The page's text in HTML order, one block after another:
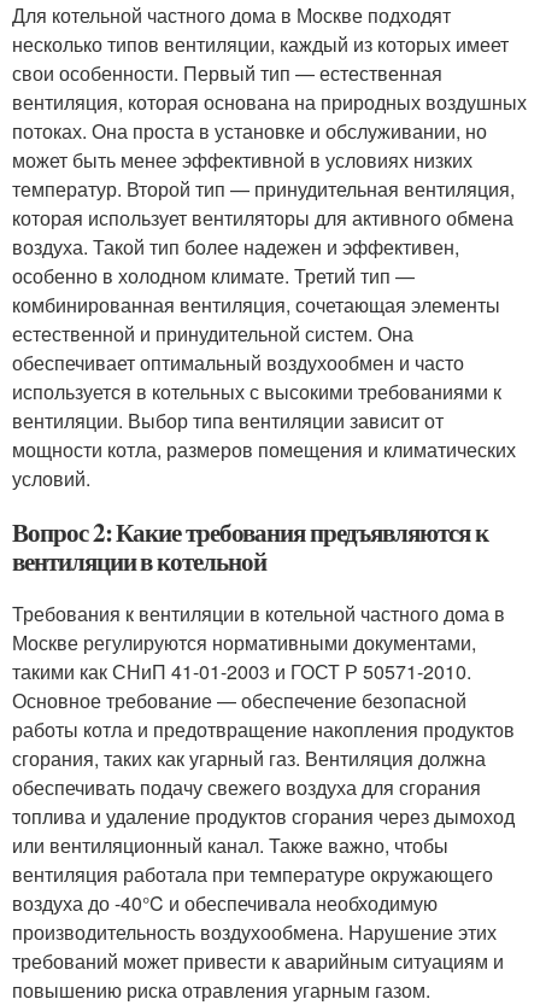
Для котельной частного дома в Москве подходят
несколько типов вентиляции, каждый из которых имеет
свои особенности. Первый тип — естественная
вентиляция, которая основана на природных воздушных
потоках. Она проста в установке и обслуживании, но
может быть менее эффективной в условиях низких
температур. Второй тип — принудительная вентиляция,
которая использует вентиляторы для активного обмена
воздуха. Такой тип более надежен и эффективен,
особенно в холодном климате. Третий тип —
комбинированная вентиляция, сочетающая элементы
естественной и принудительной систем. Она
обеспечивает оптимальный воздухообмен и часто
используется в котельных с высокими требованиями к
вентиляции. Выбор типа вентиляции зависит от
мощности котла, размеров помещения и климатических
условий.
Вопрос 2: Какие требования предъявляются к
вентиляции в котельной
Требования к вентиляции в котельной частного дома в
Москве регулируются нормативными документами,
такими как СНиП 41-01-2003 и ГОСТ Р 50571-2010.
Основное требование — обеспечение безопасной
работы котла и предотвращение накопления продуктов
сгорания, таких как угарный газ. Вентиляция должна
обеспечивать подачу свежего воздуха для сгорания
топлива и удаление продуктов сгорания через дымоход
или вентиляционный канал. Также важно, чтобы
вентиляция работала при температуре окружающего
воздуха до -40°C и обеспечивала необходимую
производительность воздухообмена. Нарушение этих
требований может привести к аварийным ситуациям и
повышению риска отравления угарным газом.